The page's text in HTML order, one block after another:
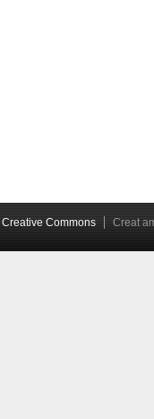
Creative Commons Creat